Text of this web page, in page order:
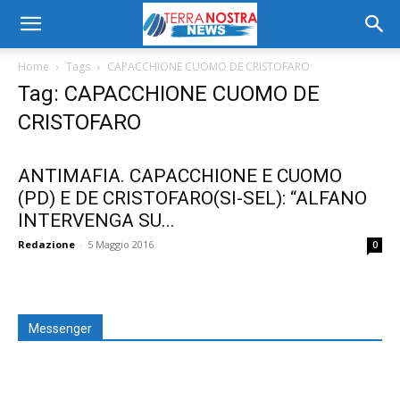
Home Tags CAPACCHIONE CUOMO DE CRISTOFARO
Tag: CAPACCHIONE CUOMO DE
CRISTOFARO
ANTIMAFIA. CAPACCHIONE E CUOMO
(PD) E DE CRISTOFARO(SI-SEL): “ALFANO
INTERVENGA SU...
Redazione - 5 Maggio 2016 0
Messenger